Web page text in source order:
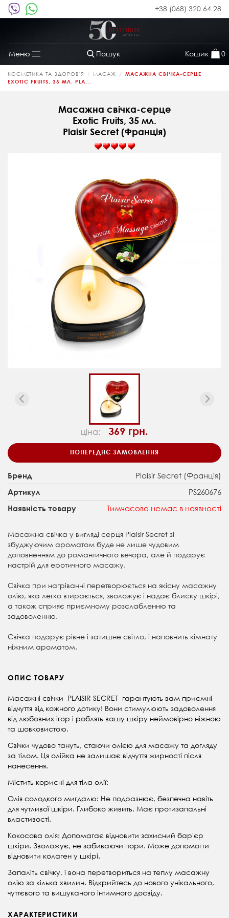
+38 (068) 320 64 28
Пошук Кошик 0
Меню
Toggle
navigation
КОСМЕТИКА ТА ЗДОРОВ'Я МАСАЖ
МАСАЖНА СВІЧКА-СЕРЦЕ
EXOTIC FRUITS, 35 МЛ. PLA...
Масажна свічка-серце
Exotic Fruits, 35 мл.
Plaisir Secret (Франція)
ціна: 369 грн.
ПОПЕРЕДНЄ ЗАМОВЛЕННЯ
Бренд Plaisir Secret (Франція)
Артикул PS260676
Наявність товару Тимчасово немає в наявності
Масажна свічка у вигляді серця Plaisir Secret зі
збуджуючим ароматом буде не лише чудовим
доповненням до романтичного вечора, але й подарує
настрій для еротичного масажу.
Свічка при нагріванні перетворюється на якісну масажну
олію, яка легко втирається, зволожує і надає блиску шкірі,
а також сприяє приємному розслабленню та
задоволенню.
Свічка подарує рівне і затишне світло, і наповнить кімнату
ніжним ароматом.
ОПИС ТОВАРУ
Масажні свічки PLAISIR SECRET гарантують вам приємні
відчуття від кожного дотику! Вони стимулюють задоволення
від любовних ігор і роблять вашу шкіру неймовірно ніжною
та шовковистою.
Свічки чудово тануть, стаючи олією для масажу та догляду
за тілом. Ця олійка не залишає відчуття жирності після
нанесення.
Містить корисні для тіла олії:
Олія солодкого мигдалю: Не подразнює, безпечна навіть
для чутливої шкіри. Глибоко живить. Має протизапальні
властивості.
Кокосова олія: Допомагає відновити захисний бар'єр
шкіри. Зволожує, не забиваючи пори. Може допомогти
відновити колаген у шкірі.
Запаліть свічку, і вона перетвориться на теплу масажну
олію за кілька хвилин. Відкрийтесь до нового унікального,
чуттєвого та вишуканого інтимного досвіду.
ХАРАКТЕРИСТИКИ